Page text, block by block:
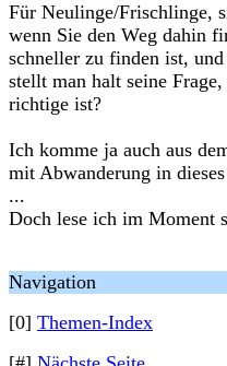
Für Neulinge/Frischlinge,
wenn Sie den Weg dahin
schneller zu finden ist, und
stellt man halt seine
richtige ist?
Ich komme ja auch aus
mit Abwanderung in
...
Doch lese ich im Moment
Navigation
[0] Themen-Index